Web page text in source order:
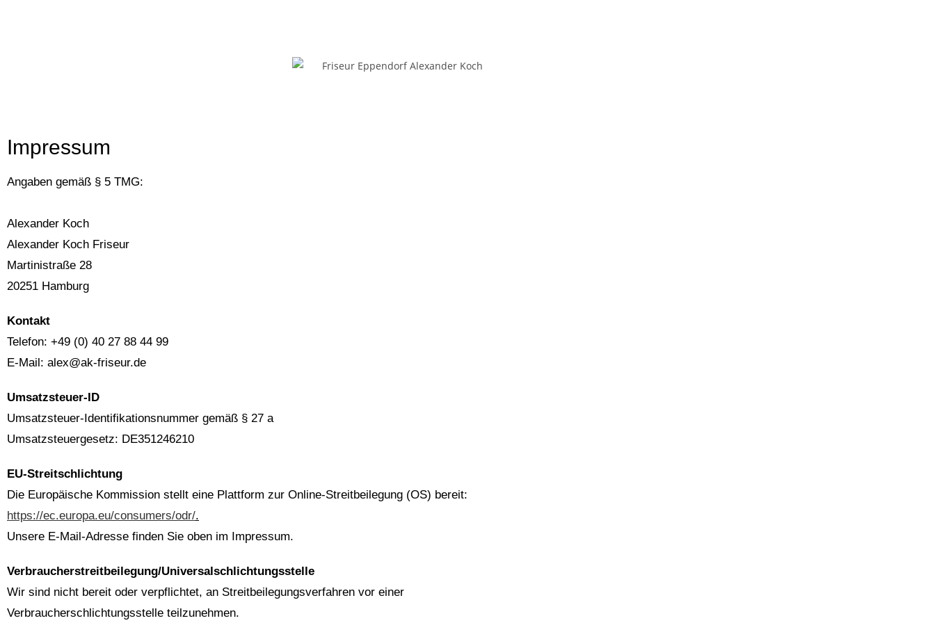
Impressum
Angaben gemäß § 5 TMG:
Alexander Koch
Alexander Koch Friseur
Martinistraße 28
20251 Hamburg
Kontakt
Telefon: +49 (0) 40 27 88 44 99
E-Mail: alex@ak-friseur.de
Umsatzsteuer-ID
Umsatzsteuer-Identifikationsnummer gemäß § 27 a
Umsatzsteuergesetz: DE351246210
EU-Streitschlichtung
Die Europäische Kommission stellt eine Plattform zur Online-Streitbeilegung (OS) bereit:
https://ec.europa.eu/consumers/odr/.
Unsere E-Mail-Adresse finden Sie oben im Impressum.
Verbraucherstreitbeilegung/Universalschlichtungsstelle
Wir sind nicht bereit oder verpflichtet, an Streitbeilegungsverfahren vor einer
Verbraucherschlichtungsstelle teilzunehmen.